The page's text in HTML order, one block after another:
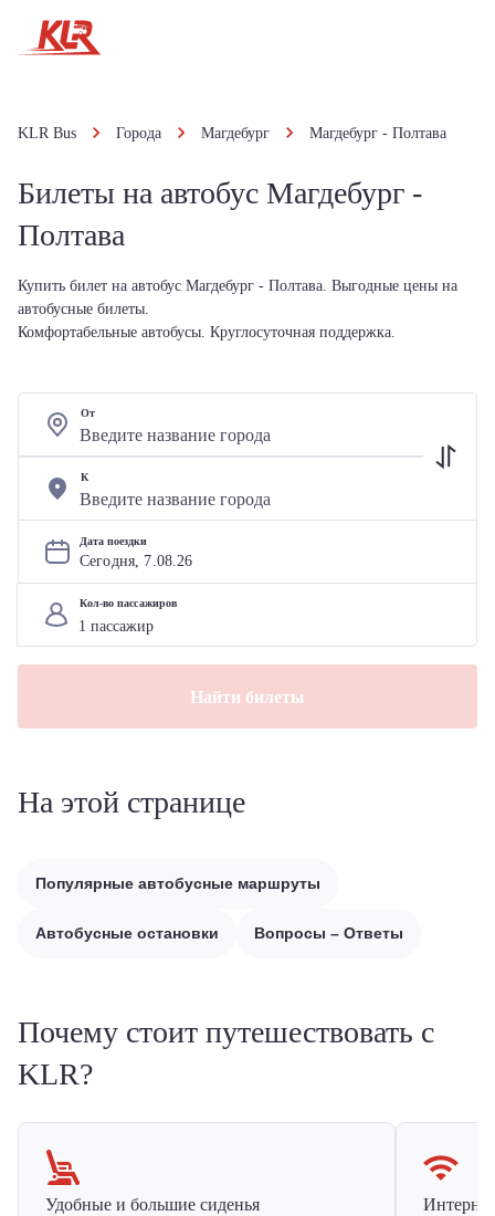
KLR Bus Города Магдебург Магдебург - Полтава
Билеты на автобус Магдебург -
Полтава
Купить билет на автобус Магдебург - Полтава. Выгодные цены на
автобусные билеты.
Комфортабельные автобусы. Круглосуточная поддержка.
От
К
Дата поездки
Сегодня, 7.08.26
Кол-во пассажиров
Найти билеты
На этой странице
Популярные автобусные маршруты
Автобусные остановки Вопросы – Ответы
Почему стоит путешествовать с
KLR?
Удобные и большие сиденья